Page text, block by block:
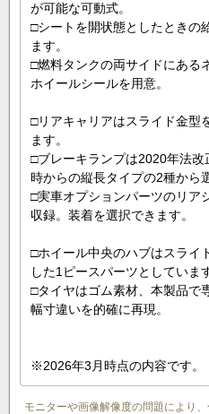
が可能な可動式。
□シートを開状態としたときの
ます。
□燃料タンクの両サイドにある
ホイールシールを用意。
□リアキャリアはスライド金型
ます。
□ブレーキランプは2020年法
時からの縦長タイプの2種から
□実車オプションパーツのリア
収録。装着を選択できます。
□ホイール中央のハブはスライ
した1ピースパーツとしていま
□タイヤはゴム素材、本製品で
幅寸違いを的確に再現。
※2026年3月時点の内容です。
モニターや画像解像度の問題により